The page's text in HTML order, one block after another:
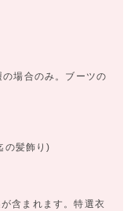
場合のみ。ブーツの
の髪飾り)
含まれます。特選衣